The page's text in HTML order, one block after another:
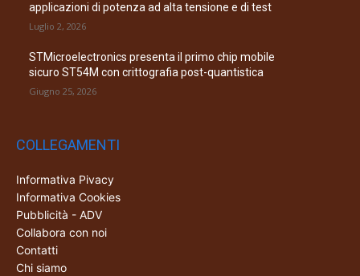
applicazioni di potenza ad alta tensione e di test
Luglio 2, 2026
STMicroelectronics presenta il primo chip mobile
sicuro ST54M con crittografia post-quantistica
Giugno 25, 2026
COLLEGAMENTI
Informativa Pivacy
Informativa Cookies
Pubblicità - ADV
Collabora con noi
Contatti
Chi siamo